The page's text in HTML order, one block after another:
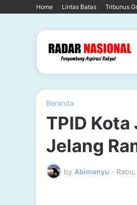
Home Lintas Batas Tribunus
Beranda
TPID
Jelang
by Abimanyu -